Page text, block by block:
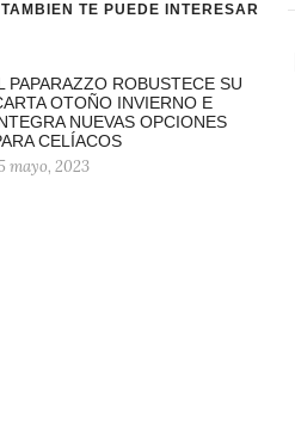
TAMBIÉN TE PUEDE INTERESAR
PAPARAZZO ROBUSTECE SU
OTOÑO INVIERNO E
NUEVAS OPCIONES
CELÍACOS
mayo, 2023